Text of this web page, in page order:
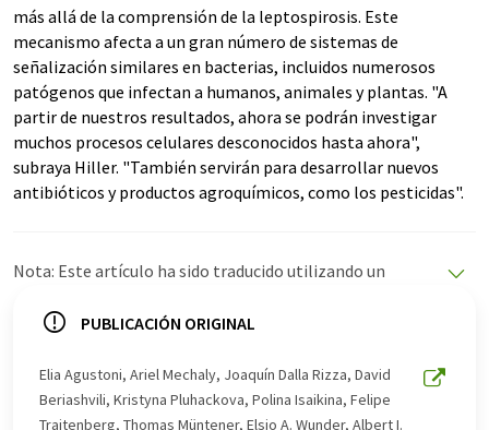
más allá de la comprensión de la leptospirosis. Este
mecanismo afecta a un gran número de sistemas de
señalización similares en bacterias, incluidos numerosos
patógenos que infectan a humanos, animales y plantas. "A
partir de nuestros resultados, ahora se podrán investigar
muchos procesos celulares desconocidos hasta ahora",
subraya Hiller. "También servirán para desarrollar nuevos
antibióticos y productos agroquímicos, como los pesticidas".
Nota: Este artículo ha sido traducido utilizando un
ofrece estas traducciones automáticas para presentar
este artículo ha sido traducido con traducción
automática, es posible que contenga errores de
vocabulario, sintaxis o gramática. El artículo original en
PUBLICACIÓN ORIGINAL
Elia Agustoni, Ariel Mechaly, Joaquín Dalla Rizza, David
Beriashvili, Kristyna Pluhackova, Polina Isaikina, Felipe
Trajtenberg, Thomas Müntener, Elsio A. Wunder, Albert I.